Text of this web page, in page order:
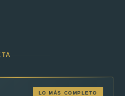
LO MÁS COMPLETO